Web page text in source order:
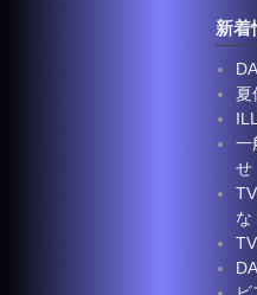
新着
夏
一
せ
な